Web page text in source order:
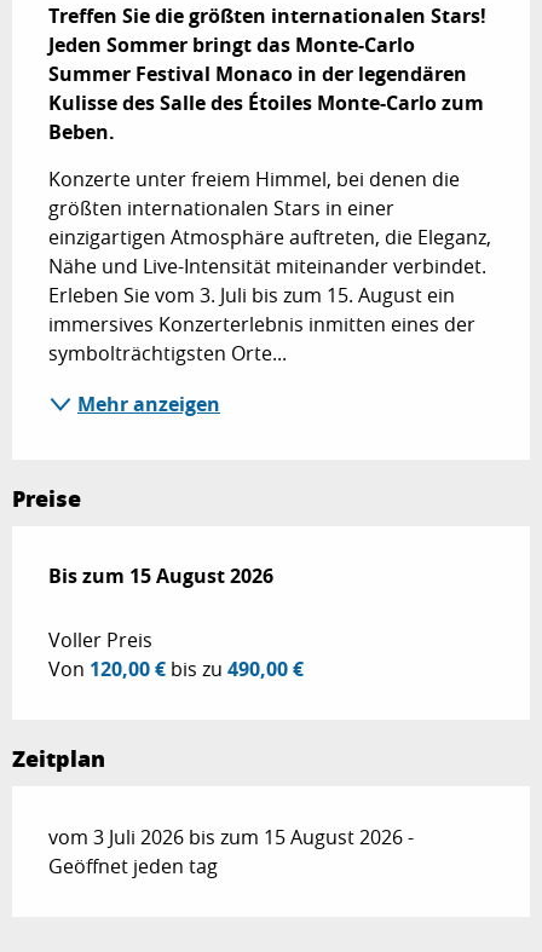
Treffen Sie die größten internationalen Stars!
Jeden Sommer bringt das Monte-Carlo
Summer Festival Monaco in der legendären
Kulisse des Salle des Étoiles Monte-Carlo zum
Beben.
Konzerte unter freiem Himmel, bei denen die
größten internationalen Stars in einer
einzigartigen Atmosphäre auftreten, die Eleganz,
Nähe und Live-Intensität miteinander verbindet.
Erleben Sie vom 3. Juli bis zum 15. August ein
immersives Konzerterlebnis inmitten eines der
symbolträchtigsten Orte...
Mehr anzeigen
Preise
ab3 Juli 2026bis zum15 August 2026
Bis zum 15 August 2026
Voller Preis
Von 120,00 € bis zu 490,00 €
Zeitplan
vom 3 Juli 2026 bis zum 15 August 2026 -
Geöffnet jeden tag